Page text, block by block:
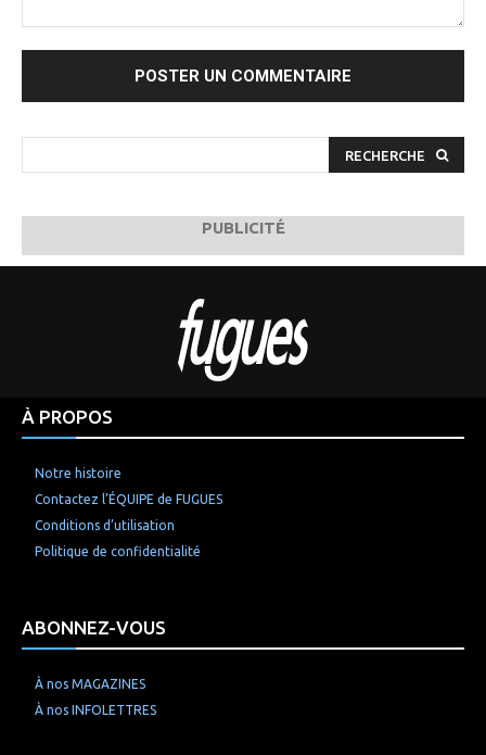
RECHERCHE
PUBLICITÉ
À PROPOS
Notre histoire
Contactez l’ÉQUIPE de FUGUES
Conditions d’utilisation
Politique de confidentialité
ABONNEZ-VOUS
À nos MAGAZINES
À nos INFOLETTRES